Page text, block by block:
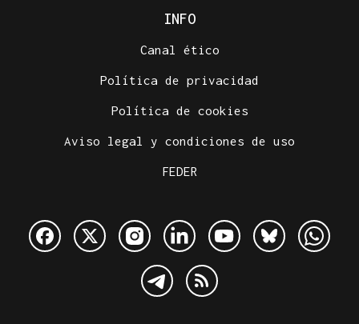
INFO
Canal ético
Política de privacidad
Política de cookies
Aviso legal y condiciones de uso
FEDER